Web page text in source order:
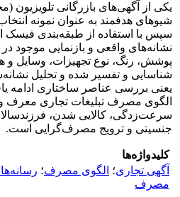
یکی از آگهی‌های بازرگانی
شیوه­ای هدفمند به عنوان نمونه‌
سپس با استفاده از طبقه‌بندی فیسک از
نشانه‌های واقعی و بازنمایی موجود
پوشش، رنگ، نوع تجهیزات، وسایل و
شناسایی و تفسیر شده و تحلیل
یعنی بررسی عناصر ساختاری ادامه
الگوی مصرف تبلیغات تجاری معرف
سرعت‌زدگی، کالایی شدن،
جنسیتی و ترویج مصرف‌گرایی است.
کلیدواژه‌ها
آگهی تجاری؛ الگوی مصرف؛
مصرف